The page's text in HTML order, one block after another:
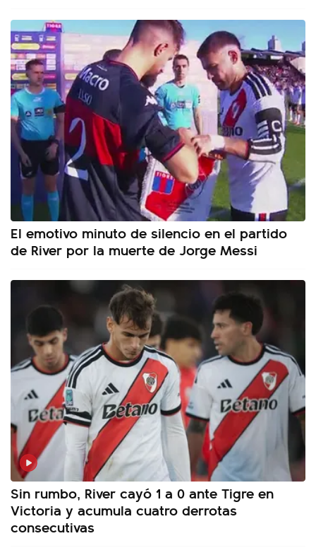
El emotivo minuto de silencio en el partido
de River por la muerte de Jorge Messi
Sin rumbo, River cayó 1 a 0 ante Tigre en
Victoria y acumula cuatro derrotas
consecutivas